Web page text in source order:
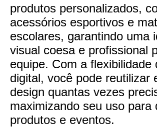
produtos personalizados,
acessórios esportivos e
escolares, garantindo uma
visual coesa e profissional
equipe. Com a flexibilidade
digital, você pode reutilizar
design quantas vezes
maximizando seu uso para
produtos e eventos.